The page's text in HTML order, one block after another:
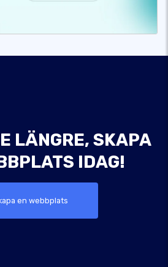
LÄNGRE, SKAPA
IDAG!
en webbplats